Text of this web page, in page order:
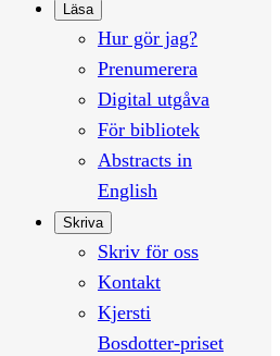
Läsa
Hur gör jag?
Prenumerera
Digital utgåva
För bibliotek
Abstracts in
English
Skriva
Skriv för oss
Kontakt
Kjersti
Bosdotter-priset